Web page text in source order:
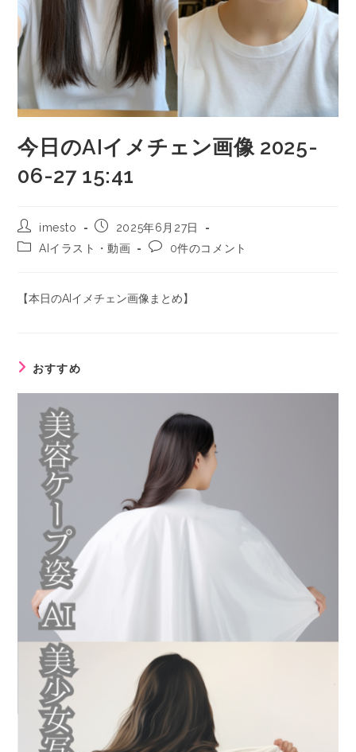
今日のAIイメチェン画像 2025-
06-27 15:41
imesto
2025年6月27日
AIイラスト・動画
0件のコメント
【本日のAIイメチェン画像まとめ】
おすすめ